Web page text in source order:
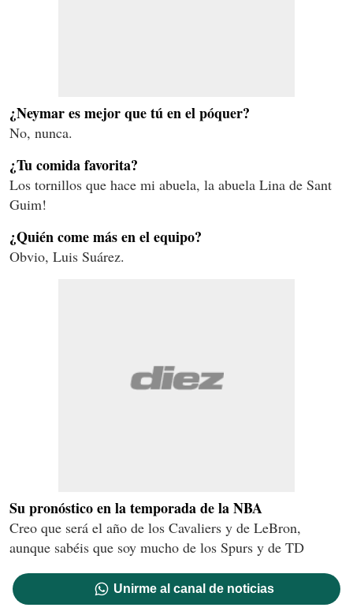
¿Neymar es mejor que tú en el póquer?
No, nunca.
¿Tu comida favorita?
Los tornillos que hace mi abuela, la abuela Lina de Sant
Guim!
¿Quién come más en el equipo?
Obvio, Luis Suárez.
Su pronóstico en la temporada de la NBA
Creo que será el año de los Cavaliers y de LeBron,
aunque sabéis que soy mucho de los Spurs y de TD
Unirme al canal de noticias